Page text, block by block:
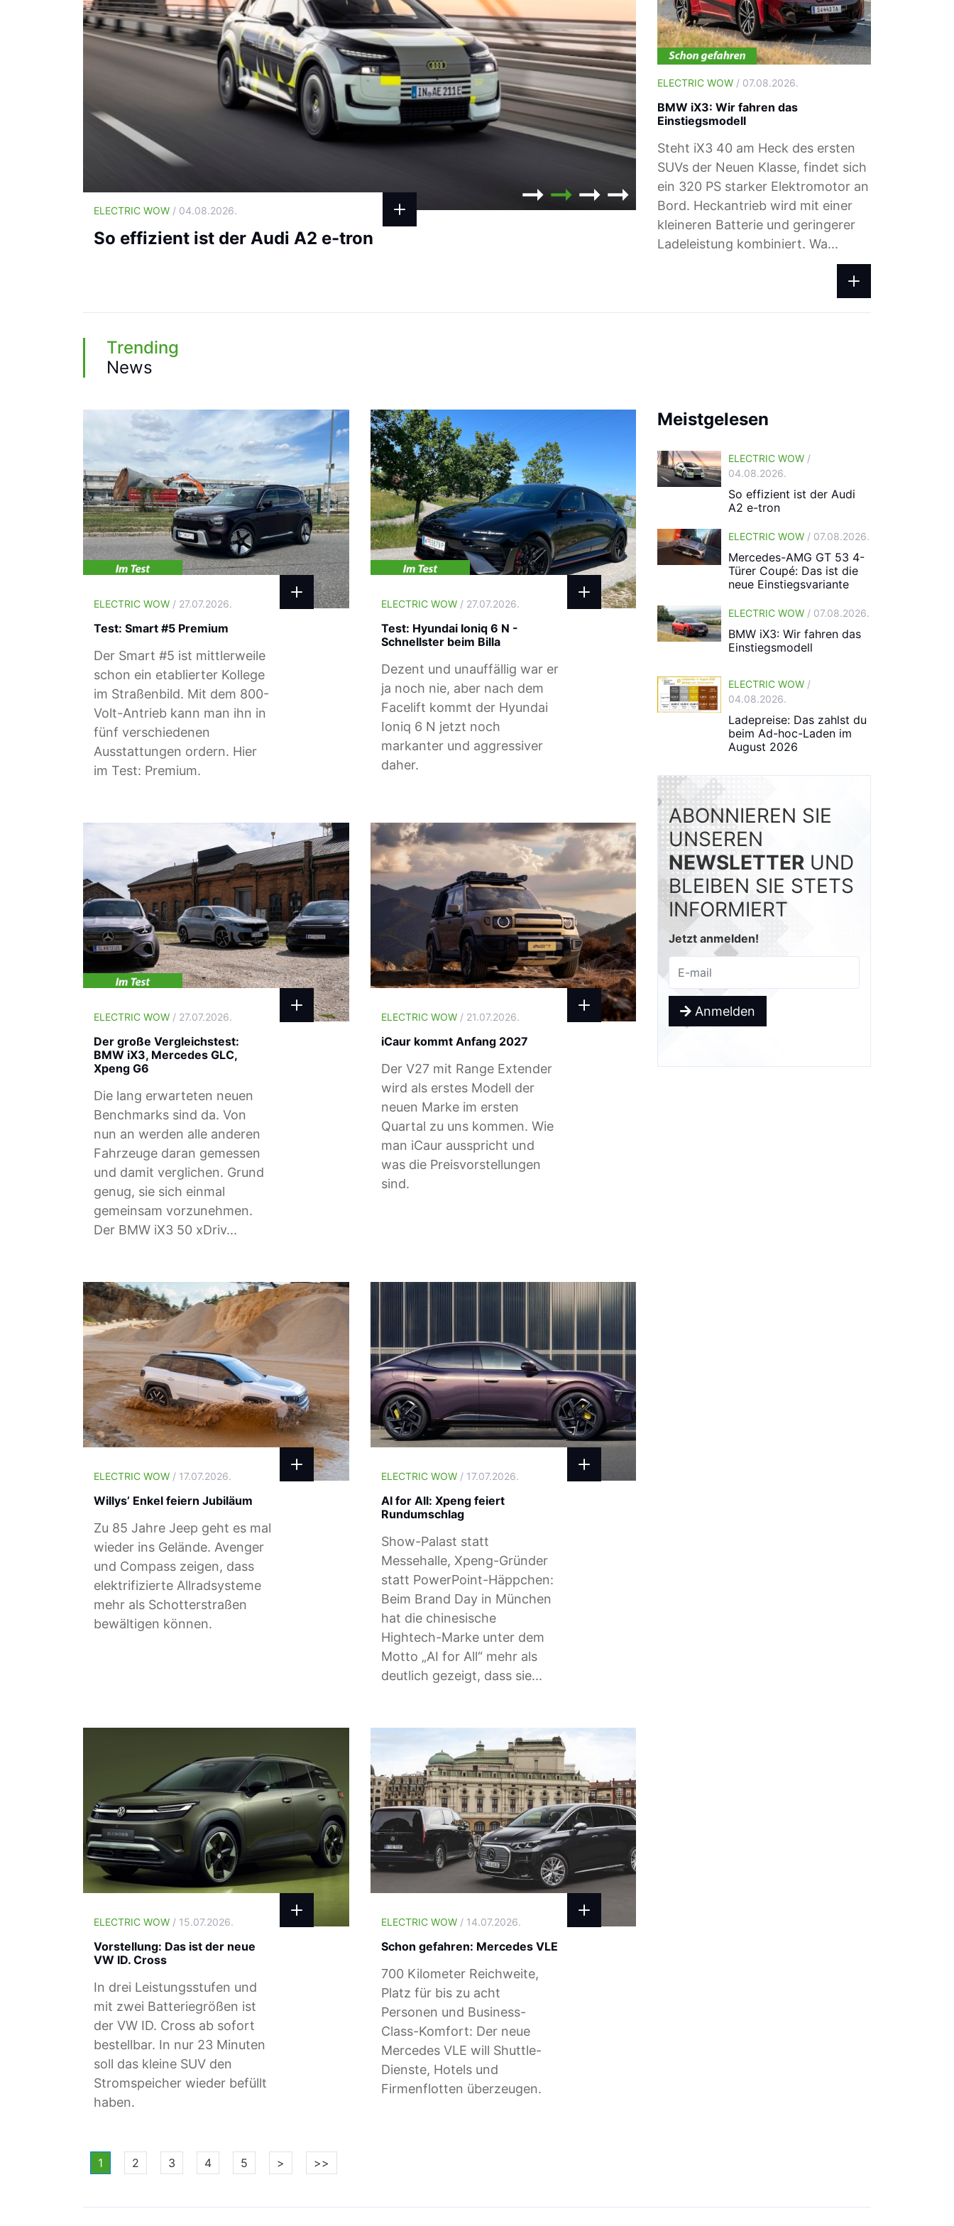
ELECTRIC WOW / 04.08.2026.
So effizient ist der Audi A2 e-tron
ELECTRIC WOW/ 04.08.2026.
Ladepreise: Das zahlst du beim Ad-
Laden im August 2026
ELECTRIC WOW / 07.08.2026.
BMW iX3: Wir fahren das
Einstiegsmodell
Steht iX3 40 am Heck des ersten
SUVs der Neuen Klasse, findet sich
ein 320 PS starker Elektromotor an
Bord. Heckantrieb wird mit einer
kleineren Batterie und geringerer
Ladeleistung kombiniert. Wa...
Trending
News
ELECTRIC WOW / 27.07.2026.
Test: Smart #5 Premium
Der Smart #5 ist mittlerweile
schon ein etablierter Kollege
im Straßenbild. Mit dem 800-
Volt-Antrieb kann man ihn in
fünf verschiedenen
Ausstattungen ordern. Hier
im Test: Premium.
ELECTRIC WOW/ 27.07.2026.
Test: Hyundai Ioniq 6 N -
Schnellster beim Billa
Dezent und unauffällig war er
ja noch nie, aber nach dem
Facelift kommt der Hyundai
Ioniq 6 N jetzt noch
markanter und aggressiver
daher.
ELECTRIC WOW / 27.07.2026.
Der große Vergleichstest:
BMW iX3, Mercedes GLC,
Xpeng G6
Die lang erwarteten neuen
Benchmarks sind da. Von
nun an werden alle anderen
Fahrzeuge daran gemessen
und damit verglichen. Grund
genug, sie sich einmal
gemeinsam vorzunehmen.
Der BMW iX3 50 xDriv...
ELECTRIC WOW/ 21.07.2026.
iCaur kommt Anfang 2027
Der V27 mit Range Extender
wird als erstes Modell der
neuen Marke im ersten
Quartal zu uns kommen. Wie
man iCaur ausspricht und
was die Preisvorstellungen
sind.
ELECTRIC WOW / 17.07.2026.
Willys’ Enkel feiern Jubiläum
Zu 85 Jahre Jeep geht es mal
wieder ins Gelände. Avenger
und Compass zeigen, dass
elektrifizierte Allradsysteme
mehr als Schotterstraßen
bewältigen können.
ELECTRIC WOW/ 17.07.2026.
AI for All: Xpeng feiert
Rundumschlag
Show-Palast statt
Messehalle, Xpeng-Gründer
statt PowerPoint-Häppchen:
Beim Brand Day in München
hat die chinesische
Hightech-Marke unter dem
Motto „AI for All“ mehr als
deutlich gezeigt, dass sie...
ELECTRIC WOW / 15.07.2026.
Vorstellung: Das ist der neue
VW ID. Cross
In drei Leistungsstufen und
mit zwei Batteriegrößen ist
der VW ID. Cross ab sofort
bestellbar. In nur 23 Minuten
soll das kleine SUV den
Stromspeicher wieder befüllt
haben.
ELECTRIC WOW/ 14.07.2026.
Schon gefahren: Mercedes VLE
700 Kilometer Reichweite,
Platz für bis zu acht
Personen und Business-
Class-Komfort: Der neue
Mercedes VLE will Shuttle-
Dienste, Hotels und
Firmenflotten überzeugen.
1 2 3 4 5 > >>
Meistgelesen
ELECTRIC WOW /
04.08.2026.
So effizient ist der Audi
A2 e-tron
ELECTRIC WOW / 07.08.2026.
Mercedes-AMG GT 53 4-
Türer Coupé: Das ist die
neue Einstiegsvariante
ELECTRIC WOW / 07.08.2026.
BMW iX3: Wir fahren das
Einstiegsmodell
ELECTRIC WOW /
04.08.2026.
Ladepreise: Das zahlst du
beim Ad-hoc-Laden im
August 2026
ABONNIEREN SIE
UNSEREN
NEWSLETTER UND
BLEIBEN SIE STETS
INFORMIERT
Jetzt anmelden!
Anmelden